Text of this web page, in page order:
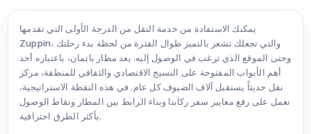
يمكنك الاستفادة من خدمة النقل من الدرجة الأولى التي تقدمها
Zuppin، والتي تجعلك تشعر بالتميز طوال الفترة من لحظة بدء رحلتك
وحتى الموقع الذي ترغب في الوصول إليه. يعد مطار باتمان، باعتباره أحد
أهم الأبواب المفتوحة على النسيج الاقتصادي والثقافي للمنطقة، مركز
نقل حديثاً يستقبل آلاف الضيوف كل عام. في هذه النقطة الاستراتيجية،
نعمل على رفع معايير سفر ركابنا وبناء الرابط بين المطار ونقاط الوصول
بأكثر الطرق احترافية.